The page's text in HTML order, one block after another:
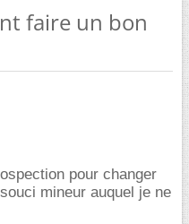
faire un bon
pour changer
mineur auquel je ne